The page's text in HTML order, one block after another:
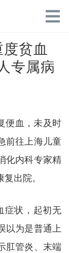
贫血
专属病
便血，未及时
前往上海儿童
化内科专家精
出院。
症状，起初无
以为是普通上
肛管炎、末端